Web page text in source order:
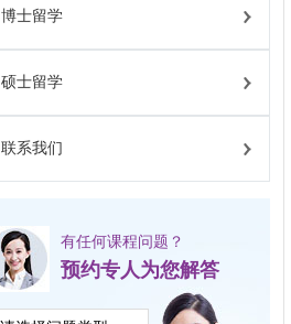
博士留学
硕士留学
联系我们
有任何课程问题？
预约专人为您解答